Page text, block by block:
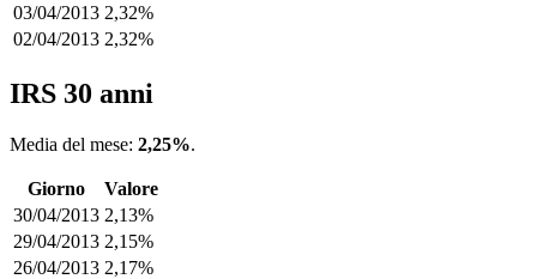
03/04/2013 2,32%
02/04/2013 2,32%
IRS 30 anni
Media del mese: 2,25%.
Giorno
Valore
30/04/2013 2,13%
29/04/2013 2,15%
26/04/2013 2,17%